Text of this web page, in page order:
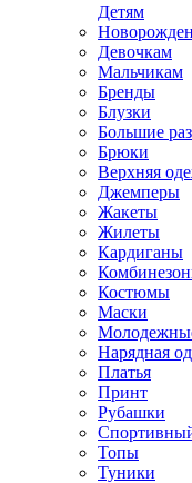
Детям
Девочкам
Мальчикам
Бренды
Блузки
Большие
Брюки
Верхняя
Джемперы
Жакеты
Жилеты
Кардиганы
Костюмы
Маски
Нарядная
Платья
Принт
Рубашки
Топы
Туники